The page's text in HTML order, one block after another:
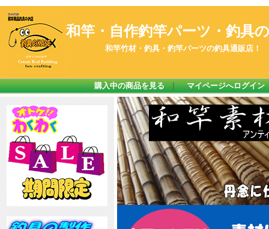
和竿・自作釣竿パーツ・釣具の
和竿竹材・釣具・釣竿パーツの釣具通販店！
購入中の商品を見る｜ マイページへログイン